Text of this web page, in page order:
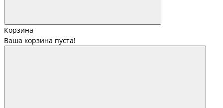
Корзина
Ваша корзина пуста!